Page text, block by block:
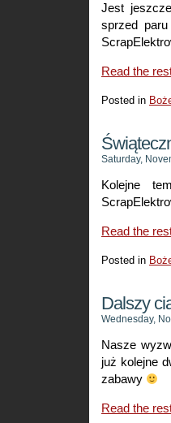
Jest
sprzed
Read the
Posted in
Saturday,
Kolejne
Read the
Posted in
Dalszy
Wednesday,
Nasze
już kolejne
zabawy
Read the